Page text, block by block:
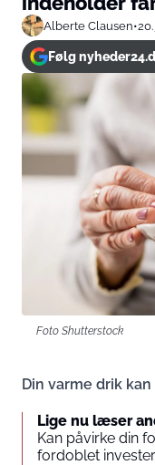
Alberte Clausen•
Følg
Foto Shutterstock
Din varme drik
Lige nu læser
Kan påvirke din
fordoblet